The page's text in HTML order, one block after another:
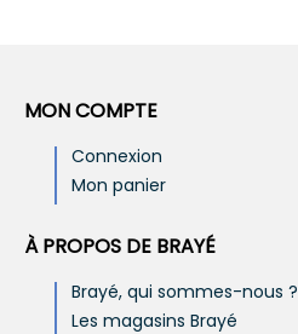
MON COMPTE
Connexion
Mon panier
À PROPOS DE BRAYÉ
Brayé, qui sommes-nous ?
Les magasins Brayé